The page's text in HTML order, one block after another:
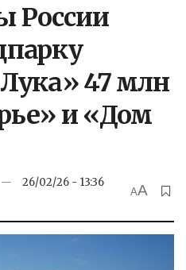
России
47 млн
и «Дом
26/02/26 - 13:36
AA